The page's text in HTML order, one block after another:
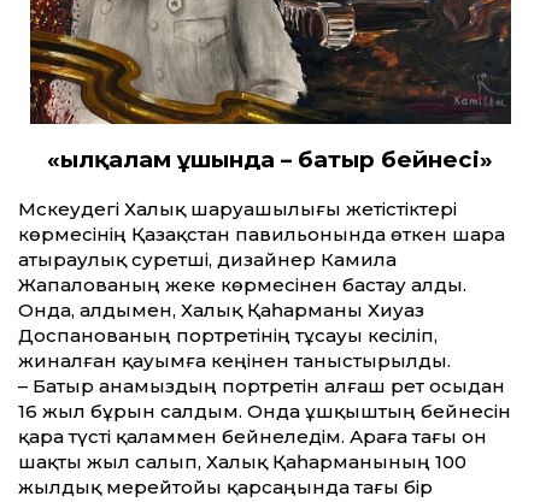
«Қылқалам ұшында – батыр бейнесі»
Мәскеудегі Халық шаруашылығы жетістіктері
көрмесінің Қазақ­стан павильонында өткен шара
атыраулық суретші, дизайнер Камила
Жапалованың жеке көрмесінен бастау алды.
Онда, алдымен, Халық Қаһарманы Хиуаз
Доспанованың портретінің тұсауы кесіліп,
жиналған қауымға кеңінен таныстырылды.
– Батыр анамыздың портретін алғаш рет осыдан
16 жыл бұрын салдым. Онда ұшқыштың бейнесін
қара түсті қаламмен бейнеледім. Араға тағы он
шақты жыл салып, Халық Қаһарманының 100
жылдық мерейтойы қарсаңында тағы бір